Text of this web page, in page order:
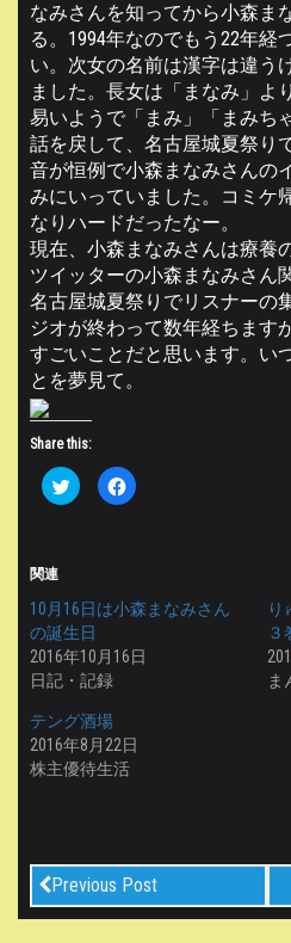
なみさんを知ってから小森ま
る。1994年なのでもう22年経
い。次女の名前は漢字は違う
ました。長女は「まなみ」よ
易いようで「まみ」「まみち
話を戻して、名古屋城夏祭り
音が恒例で小森まなみさんの
みにいっていました。コミケ
なりハードだったなー。
現在、小森まなみさんは療養
ツイッターの小森まなみさん
名古屋城夏祭りでリスナーの
ジオが終わって数年経ちます
すごいことだと思います。い
とを夢見て。
Share this:
ク
リ
t
t
e
r
で
共
(
新
し
い
ウ
ィ
き
ま
す
)
F
a
で
共
る
に
ク
し
て
く
し
い
ウ
ィ
ン
関連
10月16日は小森まなみさん
の誕生日
2016年10月16日
日記・記録
り
３
ま
テング酒場
2016年8月22日
株主優待生活
Previous Post